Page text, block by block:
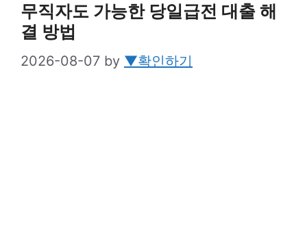
무직자도 가능한 당일급전 대출 해
결 방법
2026-08-07 by ▼확인하기